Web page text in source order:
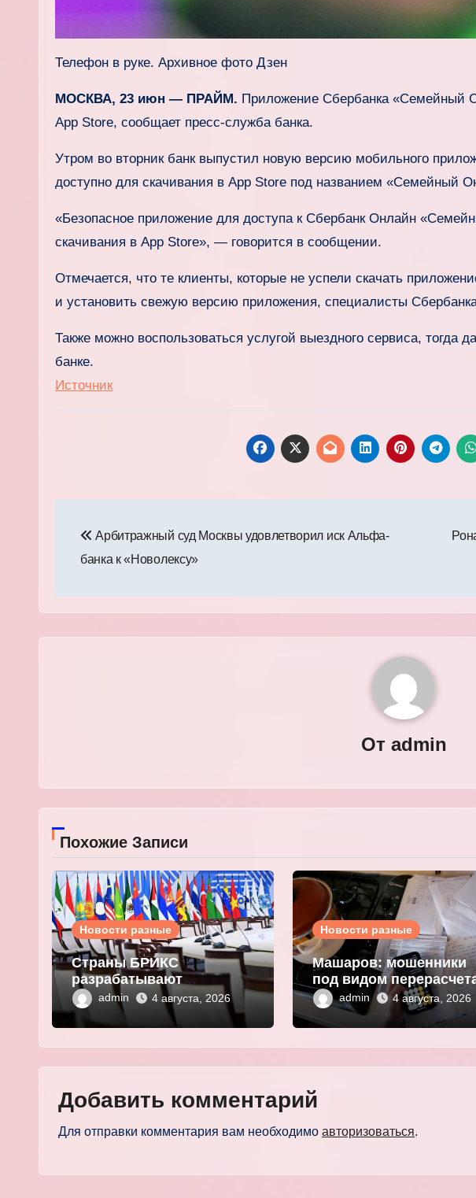
Телефон в руке. Архивное фото Дзен
МОСКВА, 23 июн — ПРАЙМ. Приложение Сбербанка «Семейный
App Store, сообщает пресс-служба банка.
Утром во вторник банк выпустил новую версию мобильного
доступно для скачивания в App Store под названием «Семейный
«Безопасное приложение для доступа к Сбербанк Онлайн
скачивания в App Store», — говорится в сообщении.
Отмечается, что те клиенты, которые не успели скачать
и установить свежую версию приложения, специалисты
Также можно воспользоваться услугой выездного сервиса, тогда
банке.
Источник
по
Арбитражный суд Москвы удовлетворил иск Альфа-
банка к «Новолексу»
От admin
Похожие Записи
Новости разные
Страны БРИКС
разрабатывают
инфраструктуру на базе
цифровых валют
центробанков
admin 4 августа, 2026
Новости разные
Машаров: мошенники
под видом
платы за ЖКУ
выманивают
персональные данные
admin 4 августа, 2026
Добавить комментарий
Для отправки комментария вам необходимо авторизоваться.